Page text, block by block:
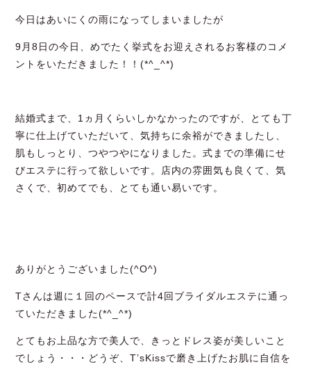
コスメティックサイト
今日はあいにくの雨になってしまいましたが
9月8日の今日、めでたく挙式をお迎えされるお客様のコメ
ントをいただきました！！(*^_^*)
結婚式まで、1ヵ月くらいしかなかったのですが、とても丁
寧に仕上げていただいて、気持ちに余裕ができましたし、
肌もしっとり、つやつやになりました。式までの準備にせ
びエステに行って欲しいです。店内の雰囲気も良くて、気
さくで、初めてでも、とても通い易いです。
ありがとうございました(^O^)
Tさんは週に１回のペースで計4回ブライダルエステに通っ
ていただきました(*^_^*)
とてもお上品な方で美人で、きっとドレス姿が美しいこと
でしょう・・・どうぞ、T’sKissで磨き上げたお肌に自信を